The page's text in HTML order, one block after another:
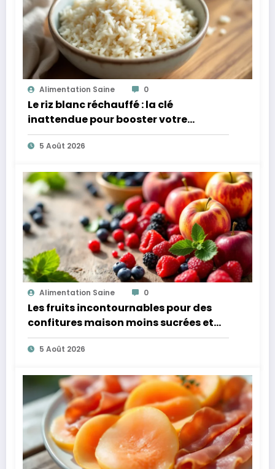
Alimentation Saine 0
Le riz blanc réchauffé : la clé
inattendue pour booster votre
microbiote
5 Août 2026
Alimentation Saine 0
Les fruits incontournables pour des
confitures maison moins sucrées et
plus légères
5 Août 2026